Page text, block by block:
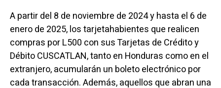
A partir del 8 de noviembre de 2024 y hasta el 6 de
enero de 2025, los tarjetahabientes que realicen
compras por L500 con sus Tarjetas de Crédito y
Débito CUSCATLAN, tanto en Honduras como en el
extranjero, acumularán un boleto electrónico por
cada transacción. Además, aquellos que abran una